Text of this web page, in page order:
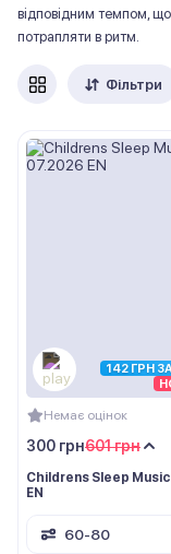
відповідним темпом,
потрапляти в ритм.
Фільтри
142 ГРН
Немає оцінок
601 грн
300 грн
Childrens Sleep
EN
60-80